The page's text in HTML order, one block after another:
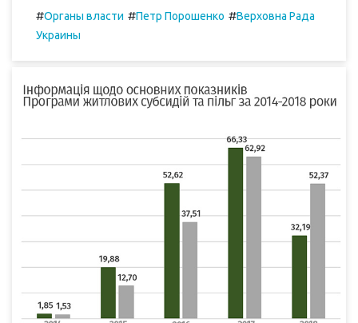
#Органы власти #Петр Порошенко #Верховна Рада
Украины